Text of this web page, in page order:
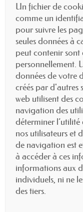
Un fichier de
comme un
pour suivre les
seules données à
peut contenir sont
personnellement.
données de votre
créés par d'autres
web utilisent des
navigation des
déterminer
nos utilisateurs et
de navigation est
à accéder à ces
informations aux
individuels, ni ne
des tiers.